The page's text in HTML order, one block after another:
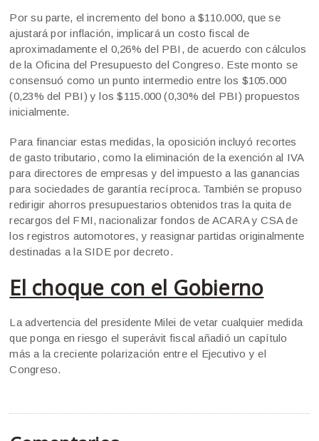
Por su parte, el incremento del bono a $110.000, que se
ajustará por inflación, implicará un costo fiscal de
aproximadamente el 0,26% del PBI, de acuerdo con cálculos
de la Oficina del Presupuesto del Congreso. Este monto se
consensuó como un punto intermedio entre los $105.000
(0,23% del PBI) y los $115.000 (0,30% del PBI) propuestos
inicialmente.
Para financiar estas medidas, la oposición incluyó recortes
de gasto tributario, como la eliminación de la exención al IVA
para directores de empresas y del impuesto a las ganancias
para sociedades de garantía recíproca. También se propuso
redirigir ahorros presupuestarios obtenidos tras la quita de
recargos del FMI, nacionalizar fondos de ACARA y CSA de
los registros automotores, y reasignar partidas originalmente
destinadas a la SIDE por decreto.
El choque con el Gobierno
La advertencia del presidente Milei de vetar cualquier medida
que ponga en riesgo el superávit fiscal añadió un capítulo
más a la creciente polarización entre el Ejecutivo y el
Congreso.